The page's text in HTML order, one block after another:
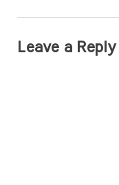
Leave a Reply